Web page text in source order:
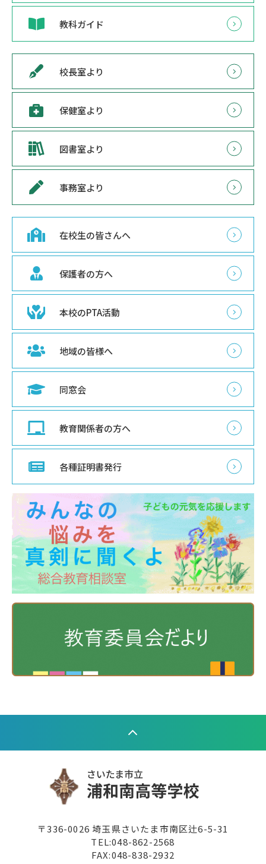
教科ガイド
校長室より
保健室より
図書室より
事務室より
在校生の皆さんへ
保護者の方へ
本校のPTA活動
地域の皆様へ
同窓会
教育関係者の方へ
各種証明書発行
〒336-0026 埼玉県さいたま市南区辻6-5-31
TEL:048-862-2568
FAX:048-838-2932